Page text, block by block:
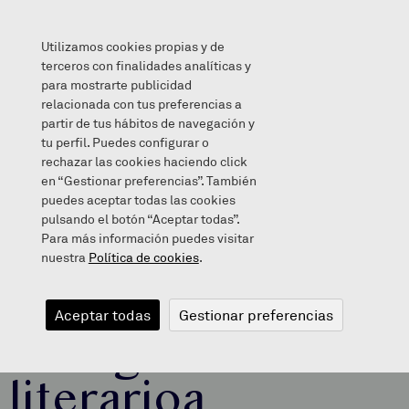
Tertulia dialogiko literarioa
2022/03/31
Tertulia
dialogiko
Utilizamos cookies propias y de
terceros con finalidades analíticas y
para mostrarte publicidad
relacionada con tus preferencias a
partir de tus hábitos de navegación y
tu perfil. Puedes configurar o
rechazar las cookies haciendo click
en “Gestionar preferencias”. También
puedes aceptar todas las cookies
pulsando el botón “Aceptar todas”.
Para más información puedes visitar
nuestra Política de cookies.
Aceptar todas Gestionar preferencias